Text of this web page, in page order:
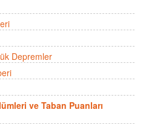
Depremler
ve Taban Puanları